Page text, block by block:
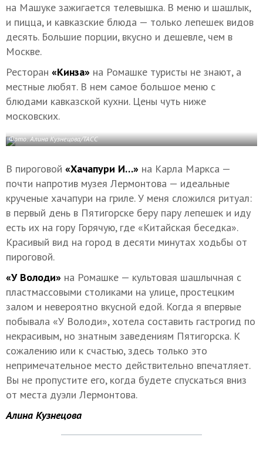
на Машуке зажигается телевышка. В меню и шашлык,
и пицца, и кавказские блюда — только лепешек видов
десять. Большие порции, вкусно и дешевле, чем в
Москве.
Ресторан «Кинза» на Ромашке туристы не знают, а
местные любят. В нем самое большое меню с
блюдами кавказской кухни. Цены чуть ниже
московских.
Фото: Алина Кузнецова/ТАСС
В пироговой «Хачапури И…» на Карла Маркса —
почти напротив музея Лермонтова — идеальные
крученые хачапури на гриле. У меня сложился ритуал:
в первый день в Пятигорске беру пару лепешек и иду
есть их на гору Горячую, где «Китайская беседка».
Красивый вид на город в десяти минутах ходьбы от
пироговой.
«У Володи» на Ромашке — культовая шашлычная с
пластмассовыми столиками на улице, простецким
залом и невероятно вкусной едой. Когда я впервые
побывала «У Володи», хотела составить гастрогид по
некрасивым, но знатным заведениям Пятигорска. К
сожалению или к счастью, здесь только это
непримечательное место действительно впечатляет.
Вы не пропустите его, когда будете спускаться вниз
от места дуэли Лермонтова.
Алина Кузнецова